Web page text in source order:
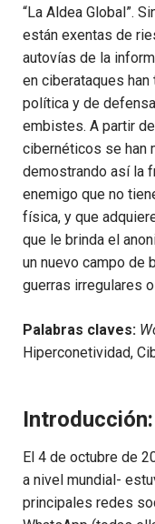
“La Aldea Global”.
están exentas de
autovías de la
en ciberataques
política y de
embistes. A partir
cibernéticos se han
demostrando así la
enemigo que no
física, y que
que le brinda el
un nuevo campo de
guerras irregulares
Palabras claves:
Hiperconetividad,
Introducción:
El 4 de octubre de
a nivel mundial-
principales redes